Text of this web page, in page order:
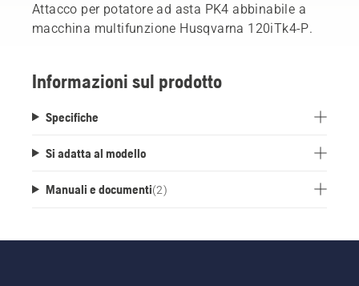
Attacco per potatore ad asta PK4 abbinabile a
macchina multifunzione Husqvarna 120iTk4-P.
Informazioni sul prodotto
Specifiche
Si adatta al modello
Manuali e documenti(2)